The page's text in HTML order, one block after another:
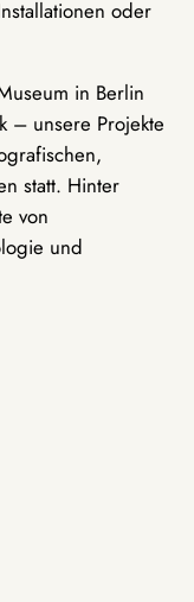
oder
in Berlin
– unsere Projekte
statt. Hinter
von
und